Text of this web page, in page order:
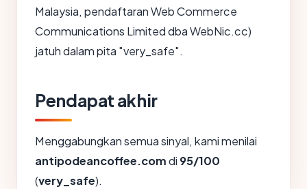
Malaysia, pendaftaran Web Commerce
Communications Limited dba WebNic.cc)
jatuh dalam pita "very_safe".
Pendapat akhir
Menggabungkan semua sinyal, kami menilai
antipodeancoffee.comdi 95/100
(very_safe).